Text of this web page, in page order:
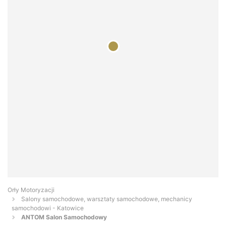
Orły Motoryzacji
Salony samochodowe, warsztaty samochodowe, mechanicy
samochodowi - Katowice
ANTOM Salon Samochodowy